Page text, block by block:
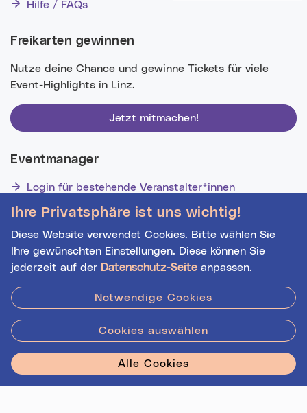
Ihre Privatsphäre ist uns wichtig!
Diese Website verwendet Cookies. Bitte wählen Sie
Ihre gewünschten Einstellungen. Diese können Sie
jederzeit auf der Datenschutz-Seite anpassen.
Notwendige Cookies
Cookies auswählen
Alle Cookies
Hilfe / FAQs
Freikarten gewinnen
Nutze deine Chance und gewinne Tickets für viele
Event-Highlights in Linz.
Jetzt mitmachen!
Eventmanager
Login für bestehende Veranstalter*innen
Noch nicht registriert? Werden Sie eine*r von 1629
Veranstalter*innen!